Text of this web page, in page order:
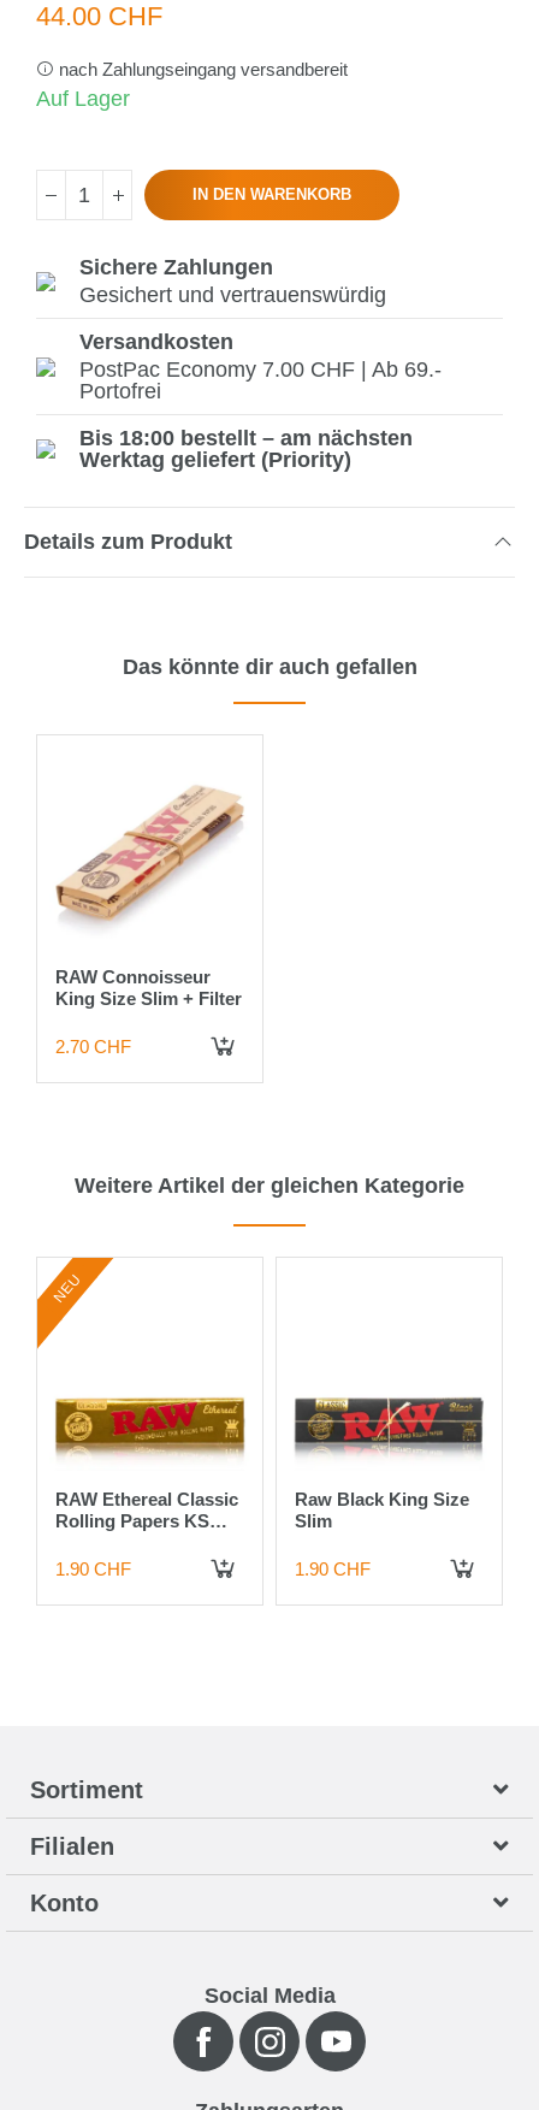
44.00 CHF
nach Zahlungseingang versandbereit
Auf Lager
IN DEN WARENKORB
Sichere Zahlungen
Gesichert und vertrauenswürdig
Versandkosten
PostPac Economy 7.00 CHF | Ab 69.-
Portofrei
Bis 18:00 bestellt – am nächsten
Werktag geliefert (Priority)
Details zum Produkt
Das könnte dir auch gefallen
RAW Connoisseur
King Size Slim + Filter
2.70 CHF
Weitere Artikel der gleichen Kategorie
NEU
RAW Ethereal Classic
Rolling Papers KS
1.90 CHF
Raw Black King Size
Slim
1.90 CHF
Sortiment
Filialen
Konto
Social Media